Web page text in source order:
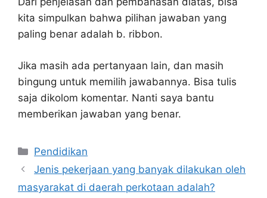
kita simpulkan bahwa pilihan jawaban yang
paling benar adalah b. ribbon.
Jika masih ada pertanyaan lain, dan masih
bingung untuk memilih jawabannya. Bisa tulis
saja dikolom komentar. Nanti saya bantu
memberikan jawaban yang benar.
Kategori
Pendidikan
Jenis pekerjaan yang banyak dilakukan oleh
masyarakat di daerah perkotaan adalah?